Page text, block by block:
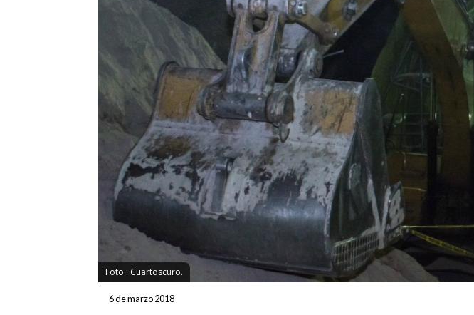
Foto : Cuartoscuro.
6 de marzo 2018